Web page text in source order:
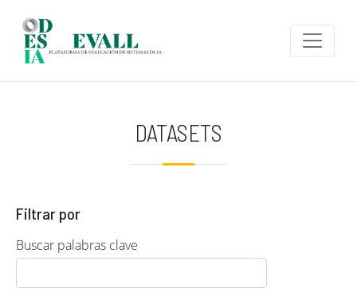
DATASETS
Filtrar por
Buscar palabras clave